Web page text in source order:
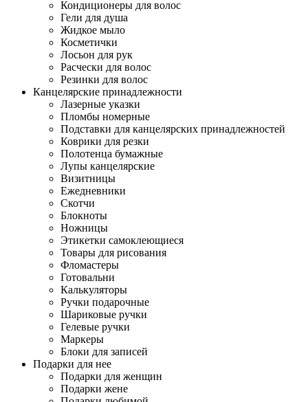
Кондиционеры для волос
Гели для душа
Жидкое мыло
Косметички
Лосьон для рук
Расчески для волос
Резинки для волос
Канцелярские принадлежности
Лазерные указки
Пломбы номерные
Подставки для канцелярских принадлежностей
Коврики для резки
Полотенца бумажные
Лупы канцелярские
Визитницы
Ежедневники
Скотчи
Блокноты
Ножницы
Этикетки самоклеющиеся
Товары для рисования
Фломастеры
Готовальни
Калькуляторы
Ручки подарочные
Шариковые ручки
Гелевые ручки
Маркеры
Блоки для записей
Подарки для нее
Подарки для женщин
Подарки жене